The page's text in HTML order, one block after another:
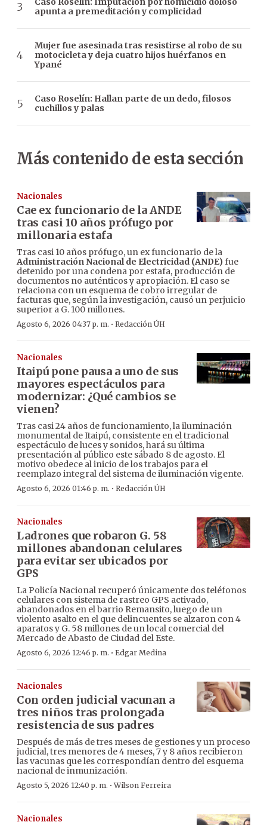
apunta a premeditación y complicidad
Mujer fue asesinada tras resistirse al robo de su
motocicleta y deja cuatro hijos huérfanos en
Ypané
Caso Roselín: Hallan parte de un dedo, filosos
cuchillos y palas
Más contenido de esta sección
Nacionales
Cae ex funcionario de la ANDE
tras casi 10 años prófugo por
millonaria estafa
Tras casi 10 años prófugo, un ex funcionario de la
Administración Nacional de Electricidad (ANDE)fue
detenido por una condena por estafa, producción de
documentos no auténticos y apropiación. El caso se
relaciona con un esquema de cobro irregular de
facturas que, según la investigación, causó un perjuicio
superior a G. 100 millones.
Agosto 6, 2026 04:37 p. m. · Redacción ÚH
Nacionales
Itaipú pone pausa a uno de sus
mayores espectáculos para
modernizar: ¿Qué cambios se
vienen?
Tras casi 24 años de funcionamiento, la iluminación
monumental de Itaipú, consistente en el tradicional
espectáculo de luces y sonidos, hará su última
presentación al público este sábado 8 de agosto. El
motivo obedece al inicio de los trabajos para el
reemplazo integral del sistema de iluminación vigente.
Agosto 6, 2026 01:46 p. m. · Redacción ÚH
Nacionales
Ladrones que robaron G. 58
millones abandonan celulares
para evitar ser ubicados por
GPS
La Policía Nacional recuperó únicamente dos teléfonos
celulares con sistema de rastreo GPS activado,
abandonados en el barrio Remansito, luego de un
violento asalto en el que delincuentes se alzaron con 4
aparatos y G. 58 millones de un local comercial del
Mercado de Abasto de Ciudad del Este.
Agosto 6, 2026 12:46 p. m. · Edgar Medina
Nacionales
Con orden judicial vacunan a
tres niños tras prolongada
resistencia de sus padres
Después de más de tres meses de gestiones y un proceso
judicial, tres menores de 4 meses, 7 y 8 años recibieron
las vacunas que les correspondían dentro del esquema
nacional de inmunización.
Agosto 5, 2026 12:40 p. m. ·Wilson Ferreira
Nacionales